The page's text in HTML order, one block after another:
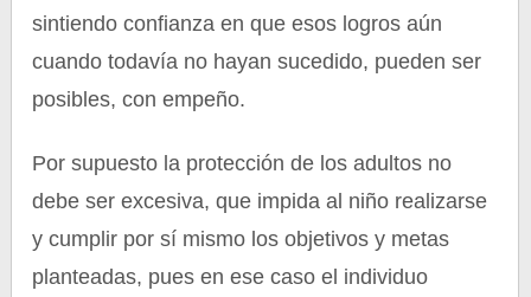
sintiendo confianza en que esos logros aún
cuando todavía no hayan sucedido, pueden ser
posibles, con empeño.
Por supuesto la protección de los adultos no
debe ser excesiva, que impida al niño realizarse
y cumplir por sí mismo los objetivos y metas
planteadas, pues en ese caso el individuo